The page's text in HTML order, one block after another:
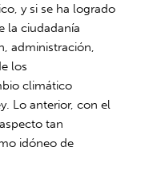
y si se ha logrado
la ciudadanía
administración,
los
climático
Lo anterior, con el
tan
idóneo de